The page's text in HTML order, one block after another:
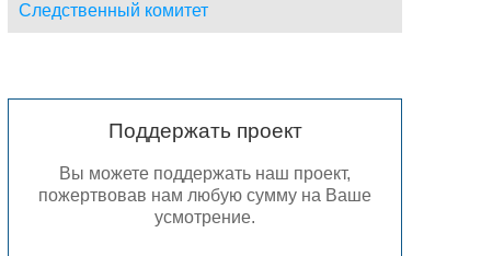
Следственный комитет
Поддержать проект
Вы можете поддержать наш проект,
пожертвовав нам любую сумму на Ваше
усмотрение.